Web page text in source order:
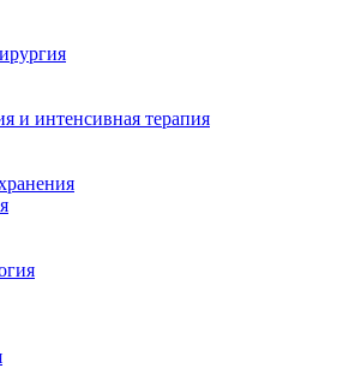
и интенсивная терапия